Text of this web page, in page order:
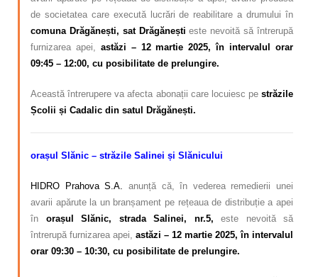
de societatea care execută lucrări de reabilitare a drumului în
comuna Drăgănești, sat Drăgănești este nevoită să întrerupă
furnizarea apei, astăzi – 12 martie 2025, în intervalul orar
09:45 – 12:00, cu posibilitate de prelungire.
Această întrerupere va afecta abonații care locuiesc pe străzile
Școlii și Cadalic din satul Drăgănești.
orașul Slănic – străzile Salinei și Slănicului
HIDRO Prahova S.A.
anunță că, în vederea remedierii unei
avarii apărute la un branșament pe rețeaua de distribuție a apei
în orașul Slănic, strada Salinei, nr.5, este nevoită să
întrerupă furnizarea apei, astăzi – 12 martie 2025, în intervalul
orar 09:30 – 10:30, cu posibilitate de prelungire.